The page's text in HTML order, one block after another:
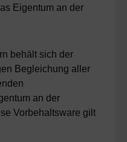
Eigentum an der
behält sich der
Begleichung aller
an der
Vorbehaltsware gilt